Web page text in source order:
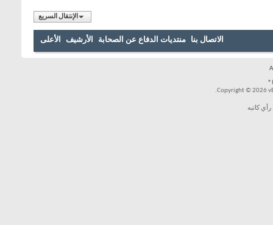
الإنتقال السريع
الاتصال بنا منتديات الدفاع عن الصحابة الأرشيف الأعلى
Copyright © 2026
كاتبه